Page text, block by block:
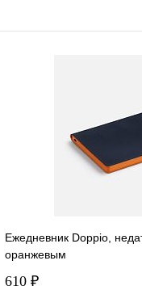
Ежедневник Doppio,
оранжевым
610 ₽